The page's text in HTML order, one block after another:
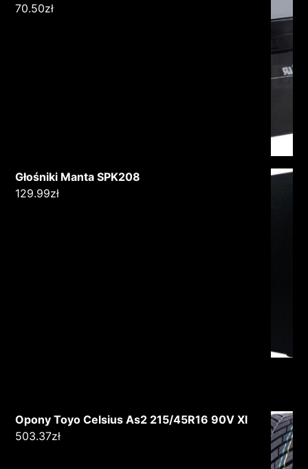
70.50zł
Głośniki Manta SPK208
129.99zł
Opony Toyo Celsius As2 215/45R16 90V Xl
503.37zł